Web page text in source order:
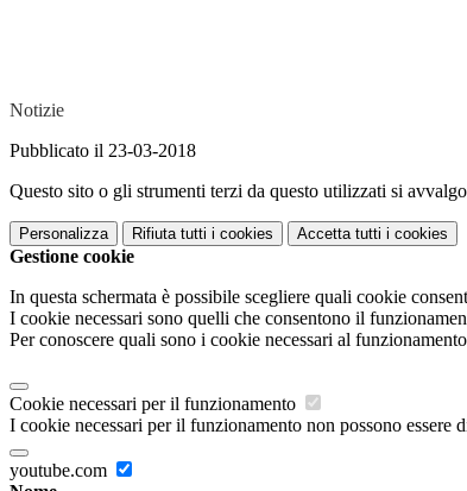
Notizie
Pubblicato il 23-03-2018
Questo sito o gli strumenti terzi da questo utilizzati si
Personalizza Rifiuta tutti i cookies Accetta tutti i cookies
Gestione cookie
In questa schermata è possibile scegliere quali cookie
I cookie necessari sono quelli che consentono il
Per conoscere quali sono i cookie necessari al
Cookie necessari per il funzionamento
I cookie necessari per il funzionamento non possono
youtube.com